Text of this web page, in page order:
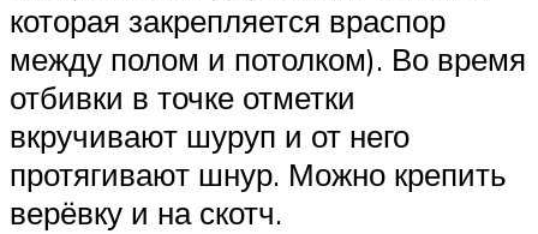
которая закрепляется враспор
между полом и потолком). Во время
отбивки в точке отметки
вкручивают шуруп и от него
протягивают шнур. Можно крепить
верёвку и на скотч.